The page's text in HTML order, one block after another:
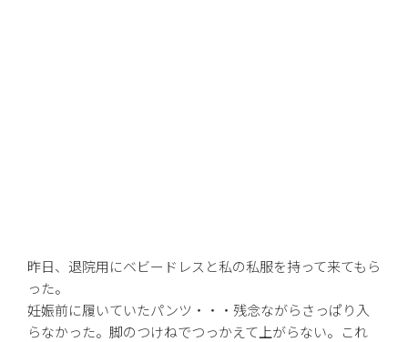
昨日、退院用にベビードレスと私の私服を持って来てもら
った。
妊娠前に履いていたパンツ・・・残念ながらさっぱり入
らなかった。脚のつけねでつっかえて上がらない。これ